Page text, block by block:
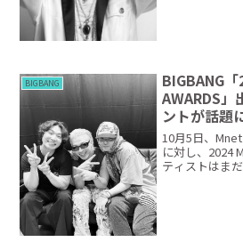
BIGBANG
BIGBANG
AWARDS」
ントが話題
10月5日、
に対し、2024
ティストはま